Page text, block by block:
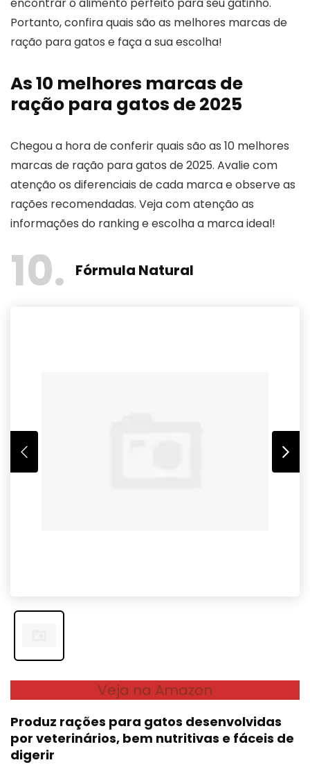
Portanto, confira quais são as melhores marcas de
ração para gatos e faça a sua escolha!
As 10 melhores marcas de
ração para gatos de 2025
Chegou a hora de conferir quais são as 10 melhores
marcas de ração para gatos de 2025. Avalie com
atenção os diferenciais de cada marca e observe as
rações recomendadas. Veja com atenção as
informações do ranking e escolha a marca ideal!
10 Fórmula Natural
Veja na Amazon
Produz rações para gatos desenvolvidas
por veterinários, bem nutritivas e fáceis de
digerir